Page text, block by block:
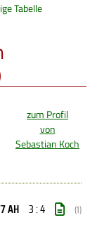
Tabelle
zum Profil
von
Sebastian Koch
AH 3 : 4 (1)